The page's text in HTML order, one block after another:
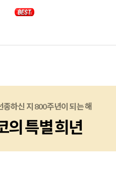
하신 지 800주년이 되는 해
의 특별 희년
하신 지 800주년이 되는 해
의 특별 희년
하신 지 800주년이 되는 해
의 특별 희년